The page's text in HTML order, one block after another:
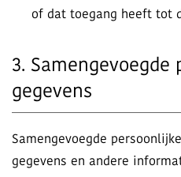
of dat toegang heeft tot
3. Samengevoegde
gegevens
Samengevoegde
gegevens en andere